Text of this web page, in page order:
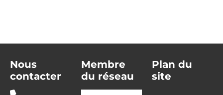
Nous
contacter
Membre
du réseau
Plan du
site